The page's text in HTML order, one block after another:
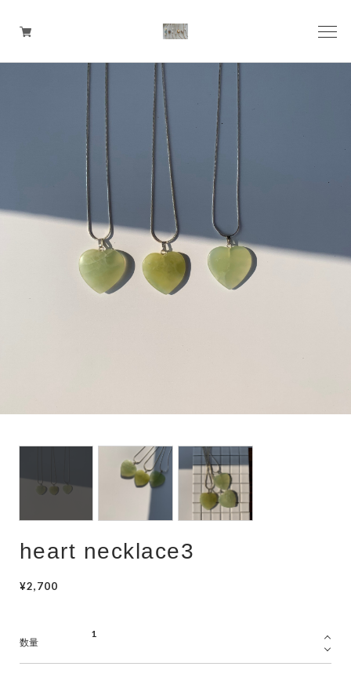
pierce
earring
ring
ear cuff
necklace
heart necklace3
¥2,700
数量